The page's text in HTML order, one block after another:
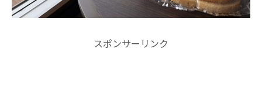
スポンサーリンク